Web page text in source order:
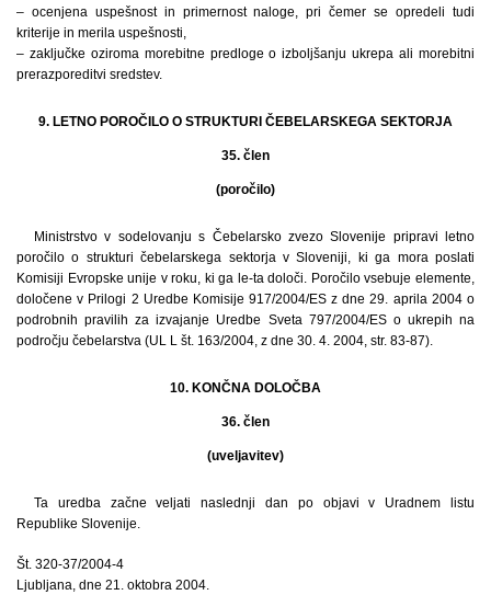
– ocenjena uspešnost in primernost naloge, pri čemer se opredeli tudi
kriterije in merila uspešnosti,
– zaključke oziroma morebitne predloge o izboljšanju ukrepa ali morebitni
prerazporeditvi sredstev.
9. LETNO POROČILO O STRUKTURI ČEBELARSKEGA SEKTORJA
35. člen
(poročilo)
Ministrstvo v sodelovanju s Čebelarsko zvezo Slovenije pripravi letno
poročilo o strukturi čebelarskega sektorja v Sloveniji, ki ga mora poslati
Komisiji Evropske unije v roku, ki ga le-ta določi. Poročilo vsebuje elemente,
določene v Prilogi 2 Uredbe Komisije 917/2004/ES z dne 29. aprila 2004 o
podrobnih pravilih za izvajanje Uredbe Sveta 797/2004/ES o ukrepih na
področju čebelarstva (UL L št. 163/2004, z dne 30. 4. 2004, str. 83-87).
10. KONČNA DOLOČBA
36. člen
(uveljavitev)
Ta uredba začne veljati naslednji dan po objavi v Uradnem listu
Republike Slovenije.
Št. 320-37/2004-4
Ljubljana, dne 21. oktobra 2004.